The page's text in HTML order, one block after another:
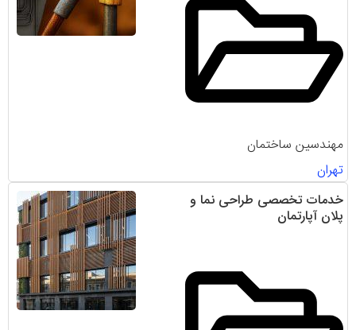
مهندسین ساختمان
تهران
خدمات تخصصی طراحی نما و
پلان آپارتمان